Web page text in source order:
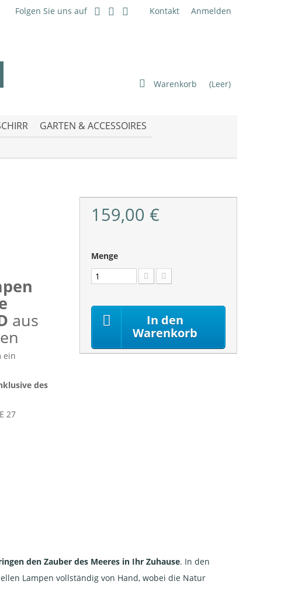
Anmelden
Kontakt
Folgen Sie uns auf
Warenkorb (Leer)
GARTEN & ACCESSOIRES
aus
ein
des
27
159,00 €
Menge
In den
Warenkorb
den Zauber des Meeres in Ihr Zuhause. In den
Lampen vollständig von Hand, wobei die Natur